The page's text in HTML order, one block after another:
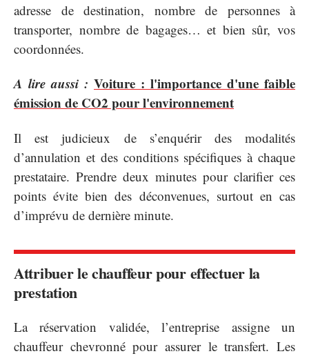
adresse de destination, nombre de personnes à
transporter, nombre de bagages… et bien sûr, vos
coordonnées.
A lire aussi : Voiture : l'importance d'une faible
émission de CO2 pour l'environnement
Il est judicieux de s’enquérir des modalités
d’annulation et des conditions spécifiques à chaque
prestataire. Prendre deux minutes pour clarifier ces
points évite bien des déconvenues, surtout en cas
d’imprévu de dernière minute.
Attribuer le chauffeur pour effectuer la
prestation
La réservation validée, l’entreprise assigne un
chauffeur chevronné pour assurer le transfert. Les